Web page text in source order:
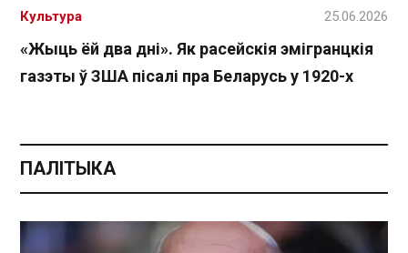
«Жыць ёй два дні». Як расейскія эмігранцкія
газэты ў ЗША пісалі пра Беларусь у 1920-х
Культура 25.06.2026
ПАЛІТЫКА